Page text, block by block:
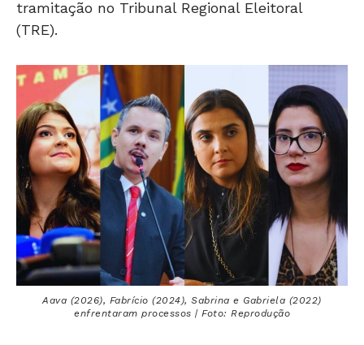
tramitação no Tribunal Regional Eleitoral
(TRE).
Aava (2026), Fabrício (2024), Sabrina e Gabriela (2022)
enfrentaram processos | Foto: Reprodução